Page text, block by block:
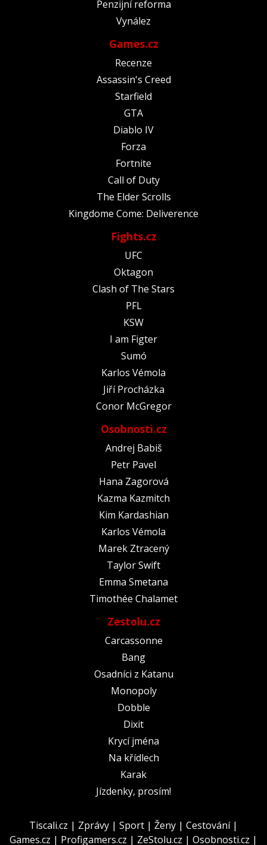
Penzijní reforma
Vynález
Games.cz
Recenze
Assassin's Creed
Starfield
GTA
Diablo IV
Forza
Fortnite
Call of Duty
The Elder Scrolls
Kingdome Come: Deliverence
Fights.cz
UFC
Oktagon
Clash of The Stars
PFL
KSW
I am Figter
Sumó
Karlos Vémola
Jiří Procházka
Conor McGregor
Osobnosti.cz
Andrej Babiš
Petr Pavel
Hana Zagorová
Kazma Kazmitch
Kim Kardashian
Karlos Vémola
Marek Ztracený
Taylor Swift
Emma Smetana
Timothée Chalamet
Zestolu.cz
Carcassonne
Bang
Osadníci z Katanu
Monopoly
Dobble
Dixit
Krycí jména
Na křídlech
Karak
Jízdenky, prosím!
Tiscali.cz | Zprávy | Sport | Ženy | Cestování|
Games.cz | Profigamers.cz | ZeStolu.cz | Osobnosti.cz |